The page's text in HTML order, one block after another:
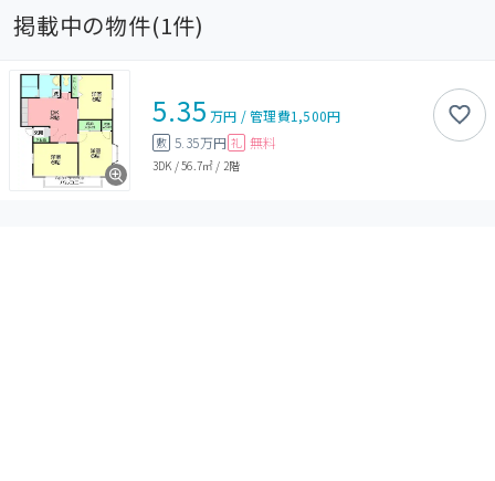
掲載中の物件(1件)
5.35 万円 /管理費1,500円
敷 5.35万円 礼 無料
3DK /56.7㎡ / 2階